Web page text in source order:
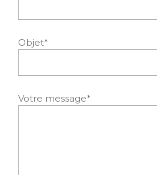
Objet*
Votre message*